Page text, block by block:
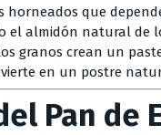
horneados que
el almidón natural de
granos crean un
en un postre
Pan de